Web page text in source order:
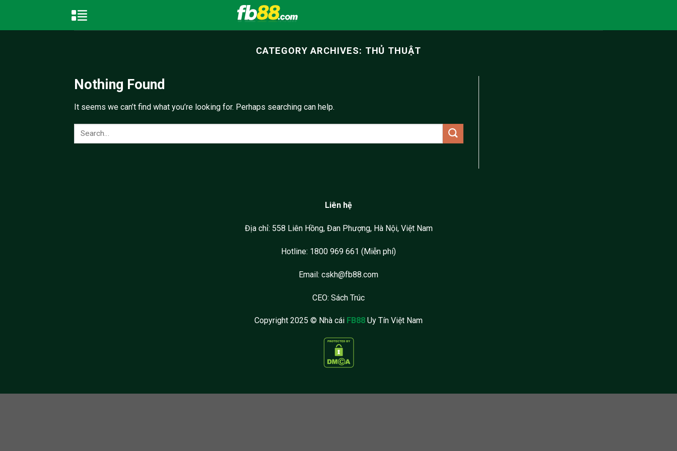
content
CATEGORY ARCHIVES: THỦ THUẬT
Nothing Found
It seems we can’t find what you’re looking for. Perhaps searching can help.
Liên hệ
Địa chỉ: 558 Liên Hồng, Đan Phượng, Hà Nội, Việt Nam
Hotline: 1800 969 661 (Miễn phí)
Email: cskh@fb88.com
CEO: Sách Trúc
Copyright 2025 © Nhà cái FB88 Uy Tín Việt Nam